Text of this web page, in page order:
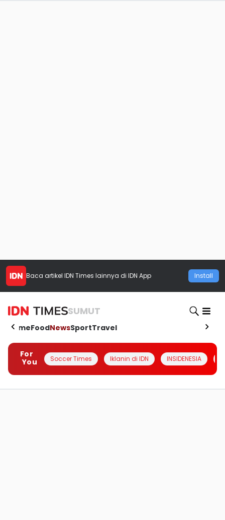
Baca artikel IDN Times lainnya di IDN App Install
SUMUT
HomeFoodNewsSportTravel
For
You
Soccer Times Iklanin di IDN INSIDENESIA